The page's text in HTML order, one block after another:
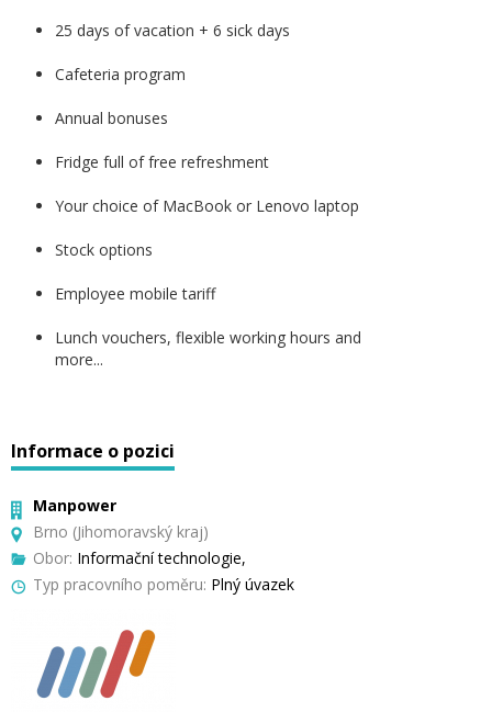
25 days of vacation + 6 sick days
Cafeteria program
Annual bonuses
Fridge full of free refreshment
Your choice of MacBook or Lenovo laptop
Stock options
Employee mobile tariff
Lunch vouchers, flexible working hours and
more...
Informace o pozici
Manpower
Brno (Jihomoravský kraj)
Obor: Informační technologie,
Typ pracovního poměru: Plný úvazek